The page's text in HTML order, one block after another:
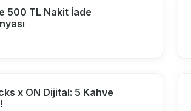
500 TL Nakit İade
x ON Dijital: 5 Kahve